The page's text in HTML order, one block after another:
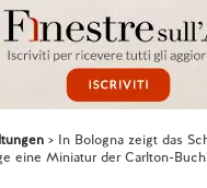
In Bologna zeigt das
eine Miniatur der Carlton-